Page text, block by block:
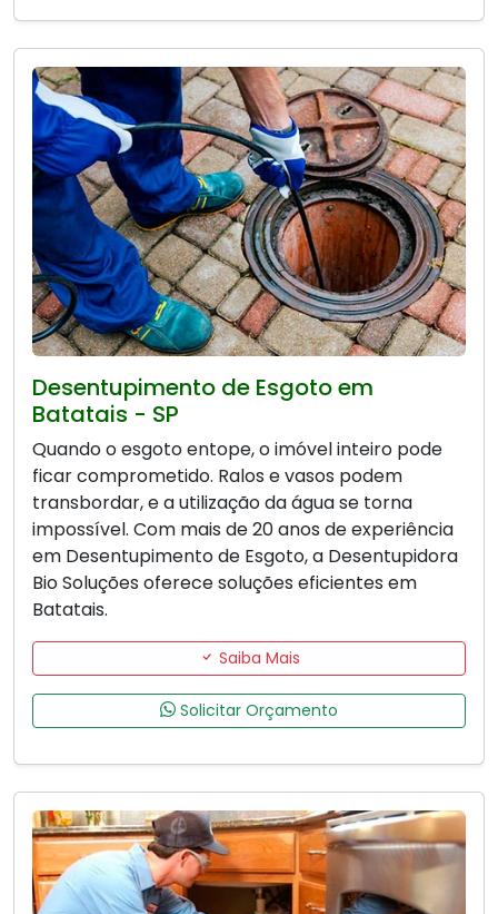
Desentupimento de Esgoto em
Batatais - SP
Quando o esgoto entope, o imóvel inteiro pode
ficar comprometido. Ralos e vasos podem
transbordar, e a utilização da água se torna
impossível. Com mais de 20 anos de experiência
em Desentupimento de Esgoto, a Desentupidora
Bio Soluções oferece soluções eficientes em
Batatais.
Saiba Mais
Solicitar Orçamento